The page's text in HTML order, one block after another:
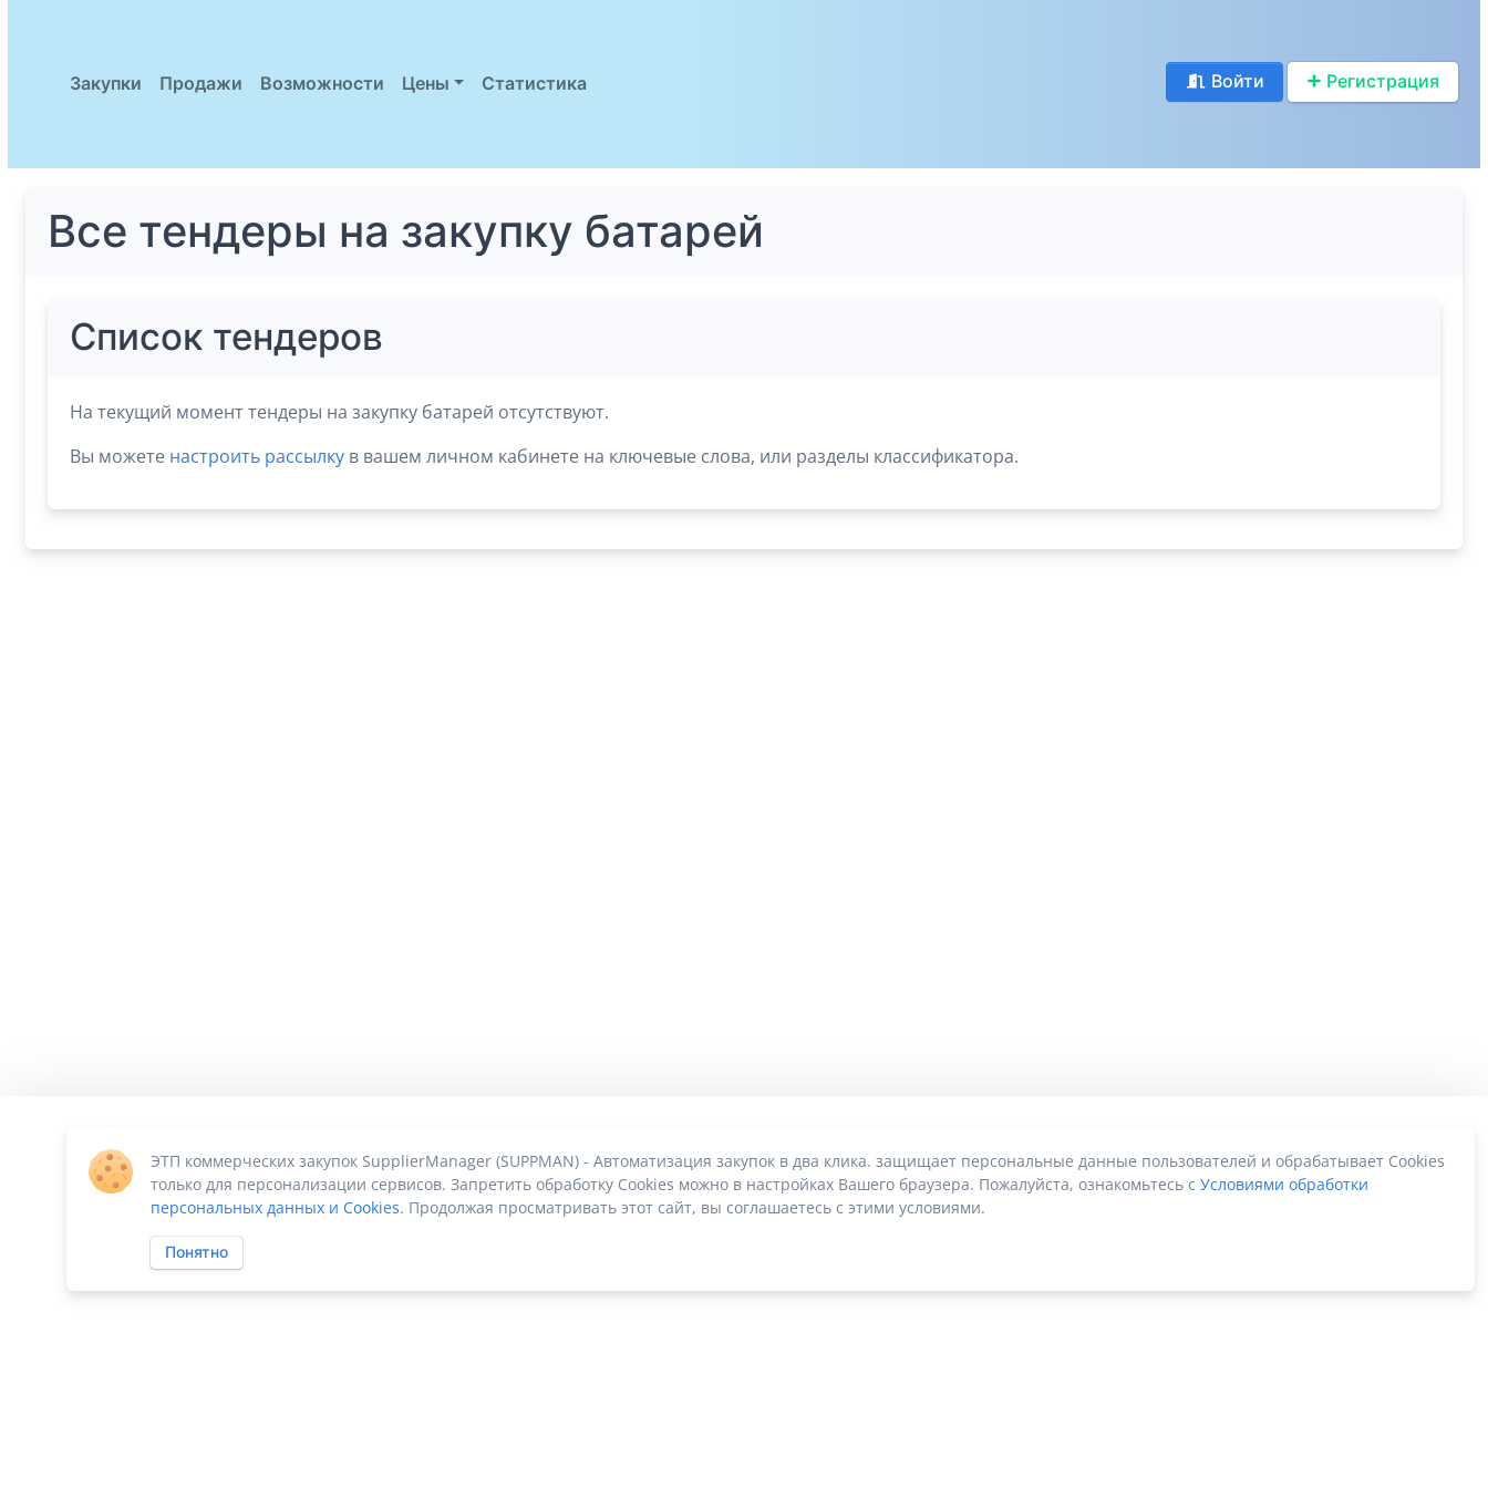
Закупки Продажи Возможности Цены Статистика Войти Регистрация
Все тендеры на закупку батарей
Список тендеров
На текущий момент тендеры на закупку батарей отсутствуют.
Вы можете настроить рассылкув вашем личном кабинете на ключевые слова, или разделы классификатора.
ЭТП коммерческих закупок SupplierManager (SUPPMAN) - Автоматизация закупок в два клика. защищает персональные данные пользователей и обрабатывает Cookies
только для персонализации сервисов. Запретить обработку Cookies можно в настройках Вашего браузера. Пожалуйста, ознакомьтесь с Условиями обработки
персональных данных и Cookies. Продолжая просматривать этот сайт, вы соглашаетесь с этими условиями.
Понятно